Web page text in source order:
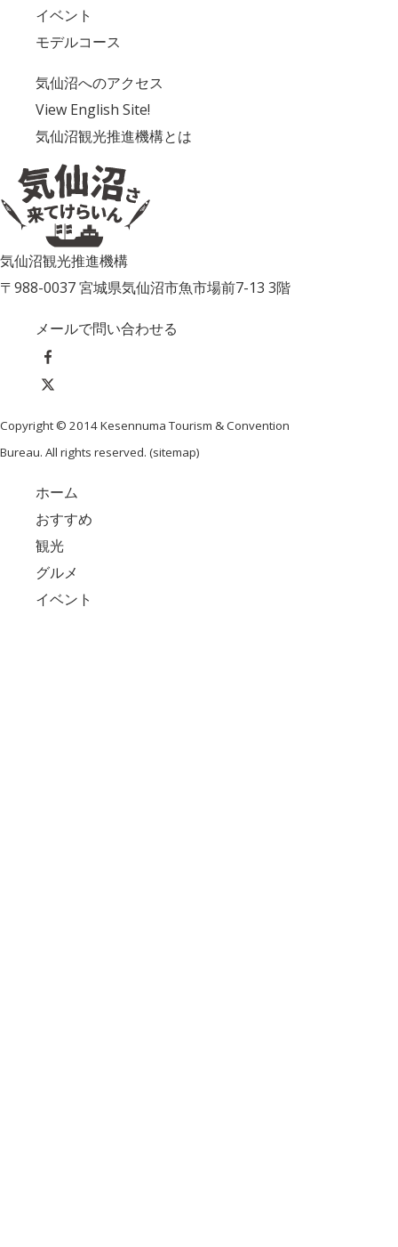
イベント
モデルコース
気仙沼へのアクセス
View English Site!
気仙沼観光推進機構とは
気仙沼観光推進機構
〒988-0037 宮城県気仙沼市魚市場前7-13 3階
メールで問い合わせる
Copyright © 2014 Kesennuma Tourism & Convention
Bureau. All rights reserved. (sitemap)
ホーム
おすすめ
観光
グルメ
イベント